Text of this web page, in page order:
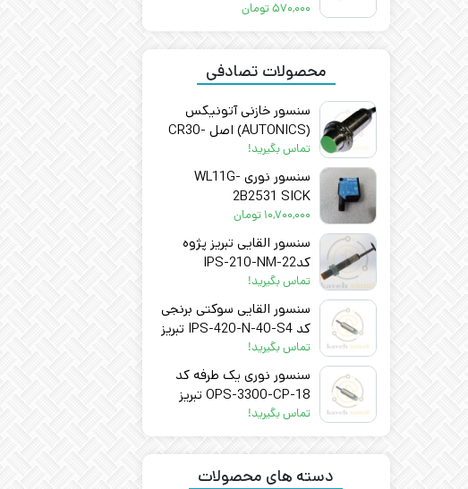
۵۷۰,۰۰۰تومان
محصولات تصادفی
سنسور خازنی آتونیکس
(AUTONICS) اصل CR30-
15AC
تماس بگیرید!
سنسور نوری WL11G-
2B2531 SICK
۱۰,۷۰۰,۰۰۰ تومان
سنسور القایی تبریز پژوه
کد22-IPS-210-NM
تماس بگیرید!
سنسور القایی سوکتی برنجی
کد IPS-420-N-40-S4 تبریز
پژوه
تماس بگیرید!
سنسور نوری یک طرفه کد
OPS-3300-CP-18 تبریز
پژوه
تماس بگیرید!
دسته های محصولات